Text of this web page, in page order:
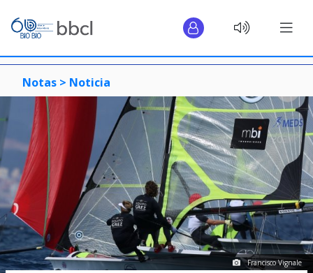
Notas > Noticia
Francisco Vignale